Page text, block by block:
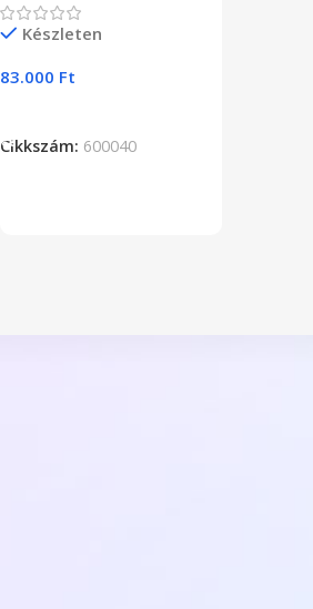
Készleten
83.000 Ft
Cikkszám: 600040